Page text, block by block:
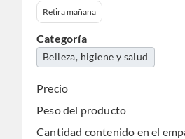
Retira mañana
Categoría
Belleza, higiene y salud
Precio
Peso del producto
Cantidad contenido en el